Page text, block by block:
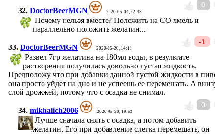
0
32. DoctorBeerMGN 2020-05-04, 22:43
Почему нельзя вместе? Положить на СО хмель и
параллельно положить желатин...
-1
33. DoctorBeerMGN 2020-05-20, 14:11
Развел 7гр желатина на 180мл воды, в результате
растворения получилась довольно густая жидкость.
Предположу что при добавки данной густой жидкости в пиво
она просто уйдет на дно и не успеешь ее перемешать. А внизу
слой дрожжей, потому что с осадка не снимал.
0
34. mikhalich2006 2020-05-20, 19:52
Лучше сначала снять с осадка, а потом добавить
желатин. Его при добавление слегка перемешать, он